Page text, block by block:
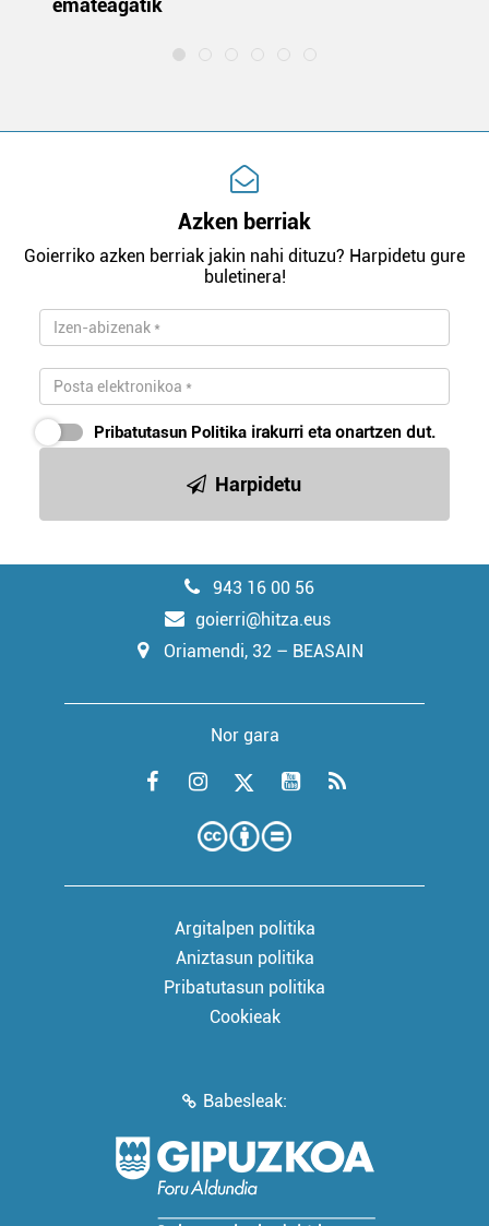
emateagatik
Azken berriak
Goierriko azken berriak jakin nahi dituzu? Harpidetu gure
buletinera!
Pribatutasun Politika irakurri eta onartzen dut.
Harpidetu
943 16 00 56
goierri@hitza.eus
Oriamendi, 32 – BEASAIN
Nor gara
Argitalpen politika
Aniztasun politika
Pribatutasun politika
Cookieak
Babesleak: